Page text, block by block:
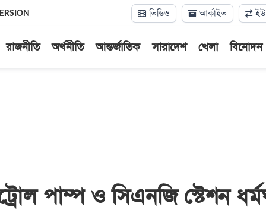
ভিডিও আর্কাইভ
রাজনীতি অর্থনীতি আন্তর্জাতিক সারাদেশ খেলা বিনোদন
পাম্প ও সিএনজি স্টেশন